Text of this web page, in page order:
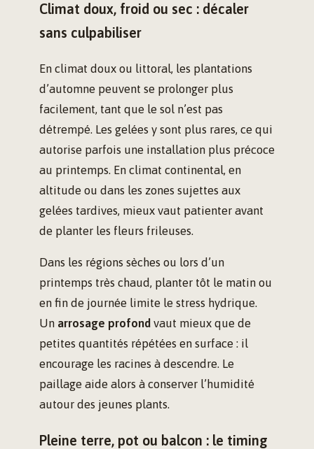
Climat doux, froid ou sec : décaler
sans culpabiliser
En climat doux ou littoral, les plantations
d’automne peuvent se prolonger plus
facilement, tant que le sol n’est pas
détrempé. Les gelées y sont plus rares, ce qui
autorise parfois une installation plus précoce
au printemps. En climat continental, en
altitude ou dans les zones sujettes aux
gelées tardives, mieux vaut patienter avant
de planter les fleurs frileuses.
Dans les régions sèches ou lors d’un
printemps très chaud, planter tôt le matin ou
en fin de journée limite le stress hydrique.
Un arrosage profond vaut mieux que de
petites quantités répétées en surface : il
encourage les racines à descendre. Le
paillage aide alors à conserver l’humidité
autour des jeunes plants.
Pleine terre, pot ou balcon : le timing